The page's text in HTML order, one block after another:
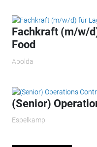
Fachkraft (m/w/
Food
Apolda
(Senior)
Espelkamp